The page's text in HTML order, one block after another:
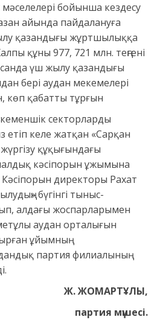
мәселелері бойынша кездесу
айында пайдалануға
қазандығы жұртшылыққа
құны 977, 721 млн. теңгені
үш жылу қазандығы
бері аудан мекемелері
көп қабатты тұрғын
секторларды
келе жатқан «Сарқан
құқығындағы
кәсіпорын ұжымына
директоры Рахат
бүгінгі тыныс-
алдағы жоспарларымен
аудан орталығын
ұйымның
партия филиалының
Ж. ЖОМАРТҰЛЫ,
партия мүшесі.